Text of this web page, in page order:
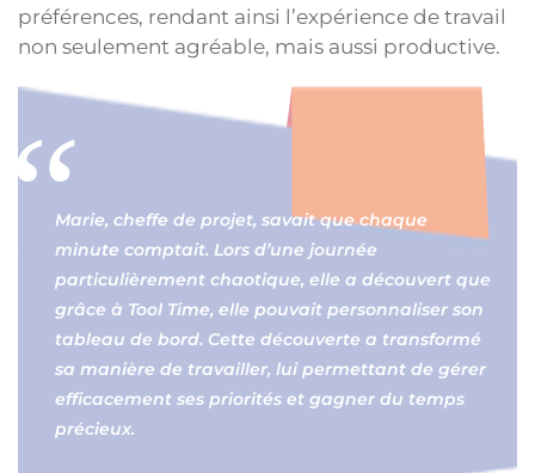
préférences, rendant ainsi l’expérience de travail
non seulement agréable, mais aussi productive.
Marie, cheffe de projet, savait que chaque
minute comptait. Lors d’une journée
particulièrement chaotique, elle a découvert que
grâce à Tool Time, elle pouvait personnaliser son
tableau de bord. Cette découverte a transformé
sa manière de travailler, lui permettant de gérer
efficacement ses priorités et gagner du temps
précieux.